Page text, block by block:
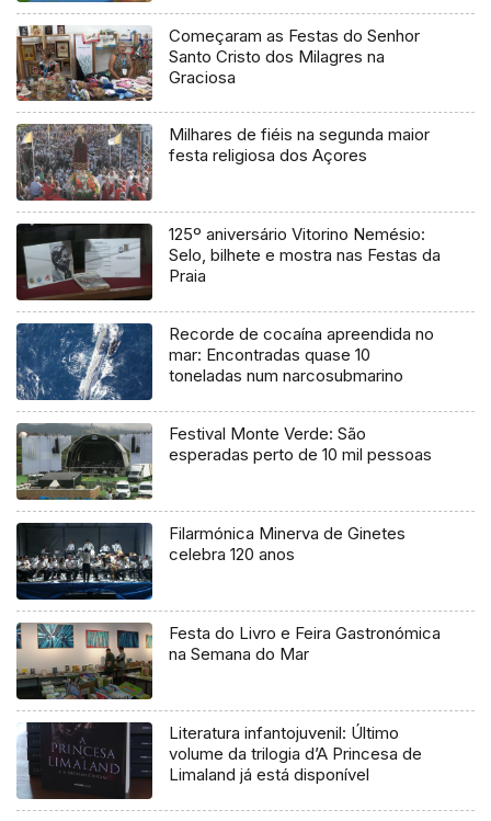
Começaram as Festas do Senhor
Santo Cristo dos Milagres na
Graciosa
Milhares de fiéis na segunda maior
festa religiosa dos Açores
125º aniversário Vitorino Nemésio:
Selo, bilhete e mostra nas Festas da
Praia
Recorde de cocaína apreendida no
mar: Encontradas quase 10
toneladas num narcosubmarino
Festival Monte Verde: São
esperadas perto de 10 mil pessoas
Filarmónica Minerva de Ginetes
celebra 120 anos
Festa do Livro e Feira Gastronómica
na Semana do Mar
Literatura infantojuvenil: Último
volume da trilogia d’A Princesa de
Limaland já está disponível